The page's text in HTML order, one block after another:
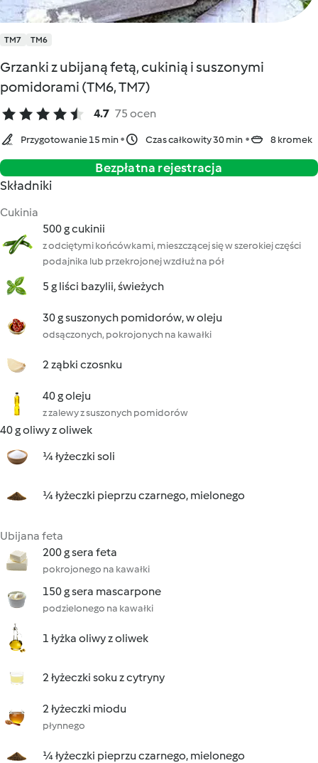
TM7 TM6
Grzanki z ubijaną fetą, cukinią i suszonymi
pomidorami (TM6, TM7)
4.7 75 ocen
Przygotowanie 15 min Czas całkowity 30 min 8 kromek
Bezpłatna rejestracja
Składniki
Cukinia
500 g cukinii
z odciętymi końcówkami, mieszczącej się w szerokiej części
podajnika lub przekrojonej wzdłuż na pół
5 g liści bazylii, świeżych
30 g suszonych pomidorów, w oleju
odsączonych, pokrojonych na kawałki
2 ząbki czosnku
40 g oleju
z zalewy z suszonych pomidorów
40 g oliwy z oliwek
¼ łyżeczki soli
¼ łyżeczki pieprzu czarnego, mielonego
Ubijana feta
200 g sera feta
pokrojonego na kawałki
150 g sera mascarpone
podzielonego na kawałki
1 łyżka oliwy z oliwek
2 łyżeczki soku z cytryny
2 łyżeczki miodu
płynnego
¼ łyżeczki pieprzu czarnego, mielonego